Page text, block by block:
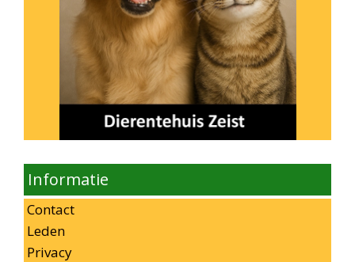
Informatie
Contact
Leden
Privacy